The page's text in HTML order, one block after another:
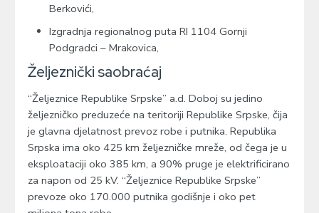
Berkovići,
Izgradnja regionalnog puta RI 1104 Gornji
Podgradci – Mrakovica,
Željeznički saobraćaj
“Željeznice Republike Srpske” a.d. Doboj su jedino
željezničko preduzeće na teritoriji Republike Srpske, čija
je glavna djelatnost prevoz robe i putnika. Republika
Srpska ima oko 425 km željezničke mreže, od čega je u
eksploataciji oko 385 km, a 90% pruge je elektrificirano
za napon od 25 kV. “Željeznice Republike Srpske”
prevoze oko 170.000 putnika godišnje i oko pet